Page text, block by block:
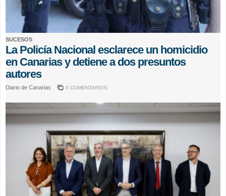
SUCESOS
La Policía Nacional esclarece un homicidio
en Canarias y detiene a dos presuntos
autores
Diario de Canarias 0 COMENTARIOS